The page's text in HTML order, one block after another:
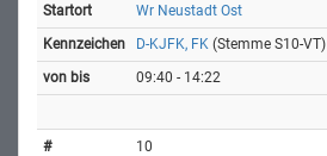
Wr Neustadt Ost
D-KJFK, FK (Stemme S10-VT)
09:40 - 14:22
10